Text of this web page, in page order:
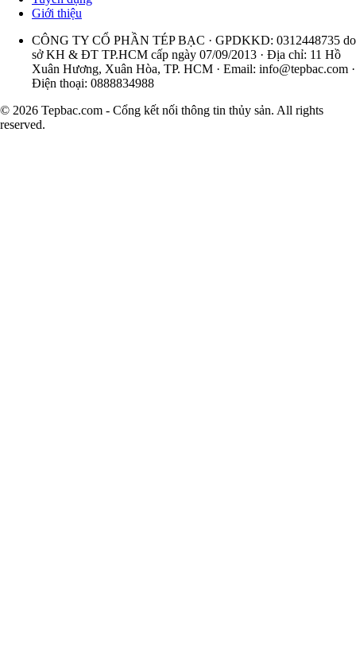
Giới thiệu
CÔNG TY CỔ PHẦN TÉP BẠC · GPDKKD: 0312448735 do
sở KH & ĐT TP.HCM cấp ngày 07/09/2013 · Địa chỉ: 11 Hồ
Xuân Hương, Xuân Hòa, TP. HCM · Email: info@tepbac.com ·
Điện thoại: 0888834988
© 2026 Tepbac.com - Cổng kết nối thông tin thủy sản. All rights
reserved.